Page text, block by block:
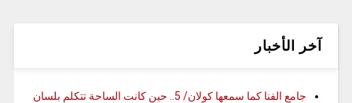
آخر الأخبار
جامع الفنا كما سمعها كولان/ 5.. حين كانت الساحة تتكلم بلسان